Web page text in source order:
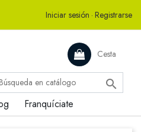
Iniciar sesión · Registrarse
Cesta

Franquíciate